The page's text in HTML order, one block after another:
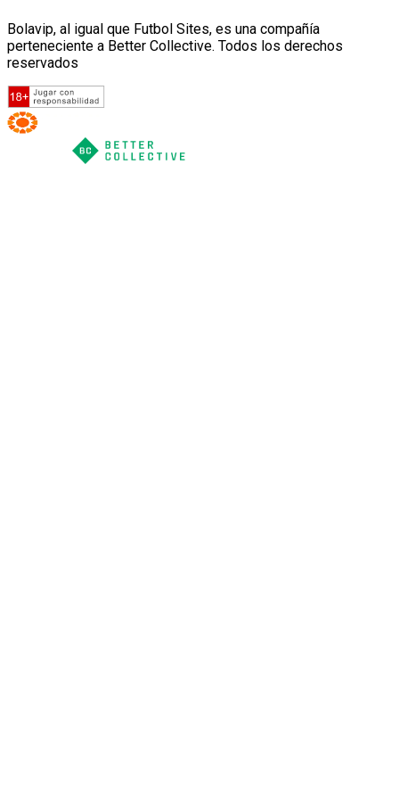
Bolavip, al igual que Futbol Sites, es una compañía
perteneciente a Better Collective. Todos los derechos
reservados